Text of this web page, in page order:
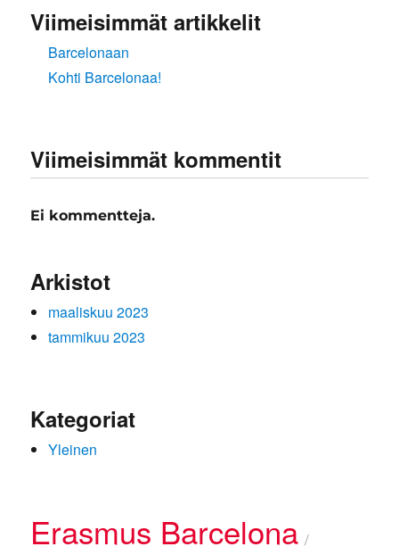
Viimeisimmät artikkelit
Barcelonaan
Kohti Barcelonaa!
Viimeisimmät kommentit
Ei kommentteja.
Arkistot
maaliskuu 2023
tammikuu 2023
Kategoriat
Yleinen
Erasmus Barcelona